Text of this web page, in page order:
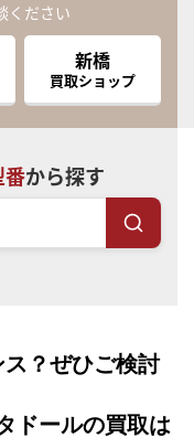
ください
新橋
買取ショップ
番から探す
？ぜひご検討
ドールの買取は